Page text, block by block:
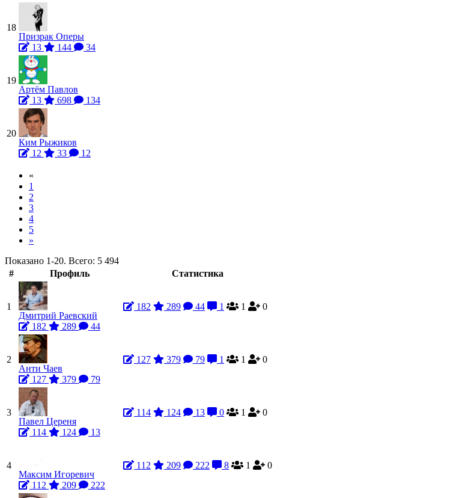
18
Призрак Оперы
13
144 34
19
Артём Павлов
13
698 134
20
Ким Рыжиков
12
33 12
«
1
2
3
4
5
»
Показано 1-20. Всего: 5 494
#
Профиль Статистика
1
Дмитрий Раевский
182
289 44
182 289 44 1 1 0
2
Анти Чаев
127
379 79
127 379 79 1 1 0
3
Павел Цереня
114
124 13
114 124 13 0 1 0
4
Максим Игоревич
112
209 222
112 209 222 8 1 0